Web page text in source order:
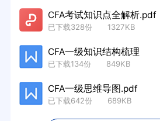
CFA考试知识点全解析.pdf
已下载328份 1327KB
CFA一级知识结构梳理
已下载134份 849KB
CFA一级思维导图.pdf
已下载642份 689KB